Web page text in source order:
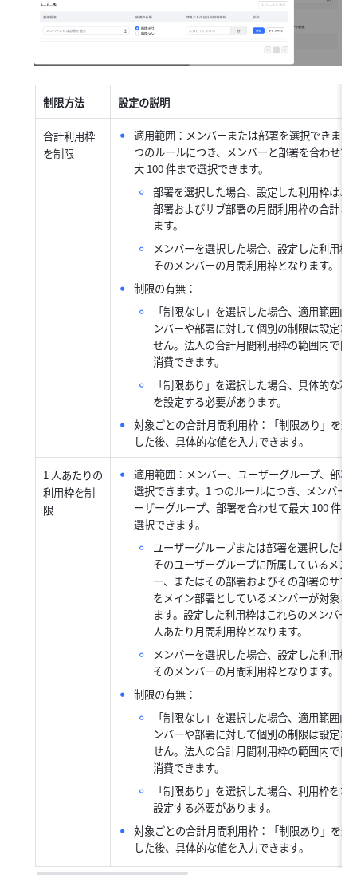
制限方法 設定の説明
合計利用枠
を制限
適用範囲：メンバーまたは部署を選択できます
つのルールにつき、メンバーと部署を合わせて
大 100 件まで選択できます。
部署を選択した場合、設定した利用枠は、
部署およびサブ部署の月間利用枠の合計と
ます。
メンバーを選択した場合、設定した利用枠
そのメンバーの月間利用枠となります。
制限の有無：
「制限なし」を選択した場合、適用範囲内
ンバーや部署に対して個別の制限は設定さ
せん。法人の合計月間利用枠の範囲内で自
消費できます。
「制限あり」を選択した場合、具体的な利
を設定する必要があります。
対象ごとの合計月間利用枠：「制限あり」を選
した後、具体的な値を入力できます。
1 人あたりの
利用枠を制
限
適用範囲：メンバー、ユーザーグループ、部署
選択できます。1 つのルールにつき、メンバー
ーザーグループ、部署を合わせて最大 100 件ま
選択できます。
ユーザーグループまたは部署を選択した場
そのユーザーグループに所属しているメン
ー、またはその部署およびその部署のサブ
をメイン部署としているメンバーが対象と
ます。設定した利用枠はこれらのメンバー
人あたり月間利用枠となります。
メンバーを選択した場合、設定した利用枠
そのメンバーの月間利用枠となります。
制限の有無：
「制限なし」を選択した場合、適用範囲内
ンバーや部署に対して個別の制限は設定さ
せん。法人の合計月間利用枠の範囲内で自
消費できます。
「制限あり」を選択した場合、利用枠をさ
設定する必要があります。
対象ごとの合計月間利用枠：「制限あり」を選
した後、具体的な値を入力できます。